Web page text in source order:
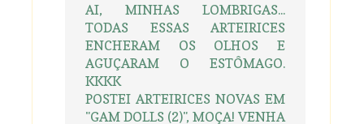
AI, MINHAS LOMBRIGAS...
TODAS ESSAS ARTEIRICES
ENCHERAM OS OLHOS E
AGUÇARAM O ESTÔMAGO.
KKKK
POSTEI ARTEIRICES NOVAS EM
"GAM DOLLS (2)", MOÇA! VENHA